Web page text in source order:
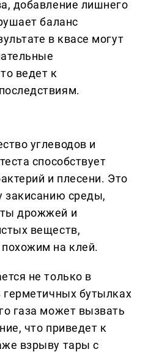
добавление лишнего
баланс
в квасе могут
ведет к
углеводов и
способствует
и плесени. Это
закисанию среды,
дрожжей и
веществ,
на клей.
не только в
бутылках
газа может вызвать
что приведет к
взрыву тары с